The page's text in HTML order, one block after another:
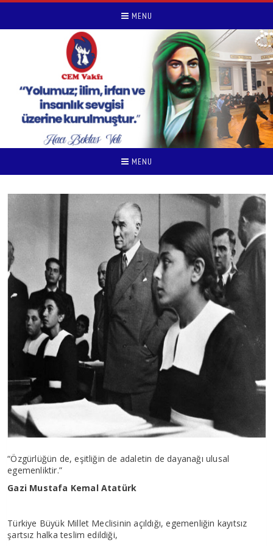
MENU
MENU
“Özgürlüğün de, eşitliğin de adaletin de dayanağı ulusal
egemenliktir.”
Gazi Mustafa Kemal Atatürk
Türkiye Büyük Millet Meclisinin açıldığı, egemenliğin kayıtsız
şartsız halka teslim edildiği,